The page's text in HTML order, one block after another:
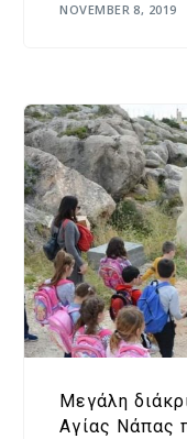
NOVEMBER 8, 2019
Mεγάλη
Αγίας Νάπας